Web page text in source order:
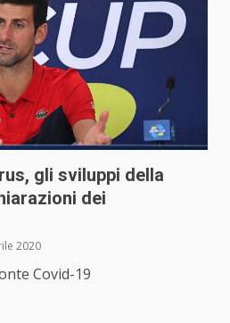
gli sviluppi della
dei
2020
Covid-19